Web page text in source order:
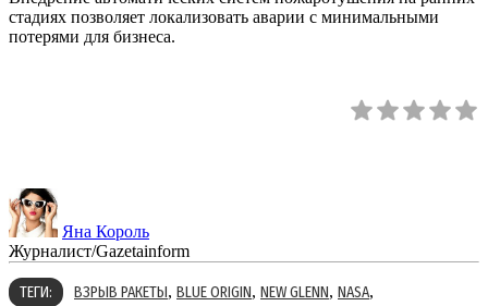
стадиях позволяет локализовать аварии с минимальными
потерями для бизнеса.
Яна Король
Журналист/Gazetainform
ТЕГИ: ВЗРЫВ РАКЕТЫ, BLUE ORIGIN, NEW GLENN, NASA,